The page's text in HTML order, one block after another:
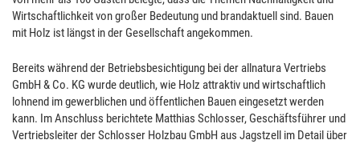
Wirtschaftlichkeit von großer Bedeutung und brandaktuell sind. Bauen
mit Holz ist längst in der Gesellschaft angekommen.
Bereits während der Betriebsbesichtigung bei der allnatura Vertriebs
GmbH & Co. KG wurde deutlich, wie Holz attraktiv und wirtschaftlich
lohnend im gewerblichen und öffentlichen Bauen eingesetzt werden
kann. Im Anschluss berichtete Matthias Schlosser, Geschäftsführer und
Vertriebsleiter der Schlosser Holzbau GmbH aus Jagstzell im Detail über